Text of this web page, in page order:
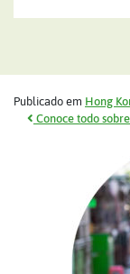
Publicado em Hong
Conoce todo